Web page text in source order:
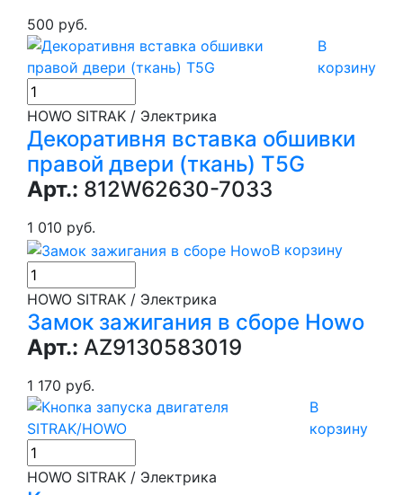
500 руб.
В
корзину
HOWO SITRAK / Электрика
Декоративня вставка обшивки
правой двери (ткань) T5G
Арт.: 812W62630-7033
1 010 руб.
В корзину
HOWO SITRAK / Электрика
Замок зажигания в сборе Howo
Арт.: AZ9130583019
1 170 руб.
В
корзину
HOWO SITRAK / Электрика